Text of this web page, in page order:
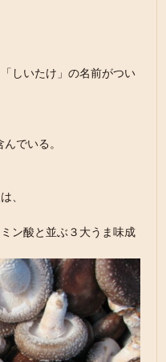
しいたけ」の名前がつい
でいる。
、
ン酸と並ぶ３大うま味成